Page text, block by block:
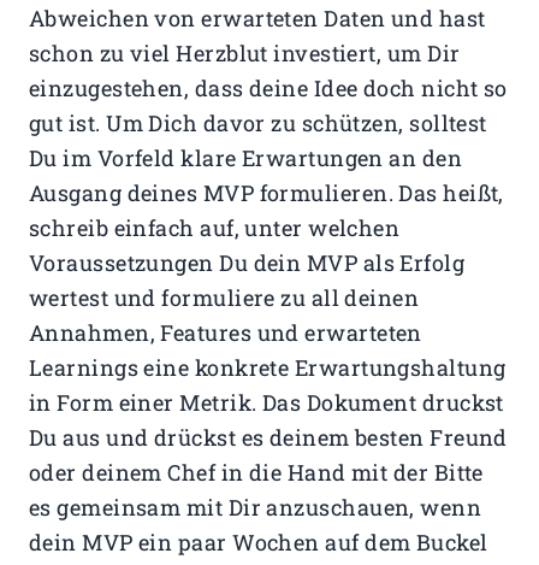
Abweichen von erwarteten Daten und hast
schon zu viel Herzblut investiert, um Dir
einzugestehen, dass deine Idee doch nicht so
gut ist. Um Dich davor zu schützen, solltest
Du im Vorfeld klare Erwartungen an den
Ausgang deines MVP formulieren. Das heißt,
schreib einfach auf, unter welchen
Voraussetzungen Du dein MVP als Erfolg
wertest und formuliere zu all deinen
Annahmen, Features und erwarteten
Learnings eine konkrete Erwartungshaltung
in Form einer Metrik. Das Dokument druckst
Du aus und drückst es deinem besten Freund
oder deinem Chef in die Hand mit der Bitte
es gemeinsam mit Dir anzuschauen, wenn
dein MVP ein paar Wochen auf dem Buckel